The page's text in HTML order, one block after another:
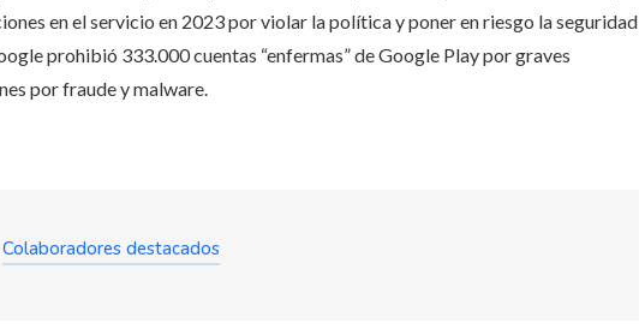
en el servicio en 2023 por violar la política y poner en riesgo la seguridad
prohibió 333.000 cuentas “enfermas” de Google Play por graves
por fraude y malware.
Colaboradores destacados